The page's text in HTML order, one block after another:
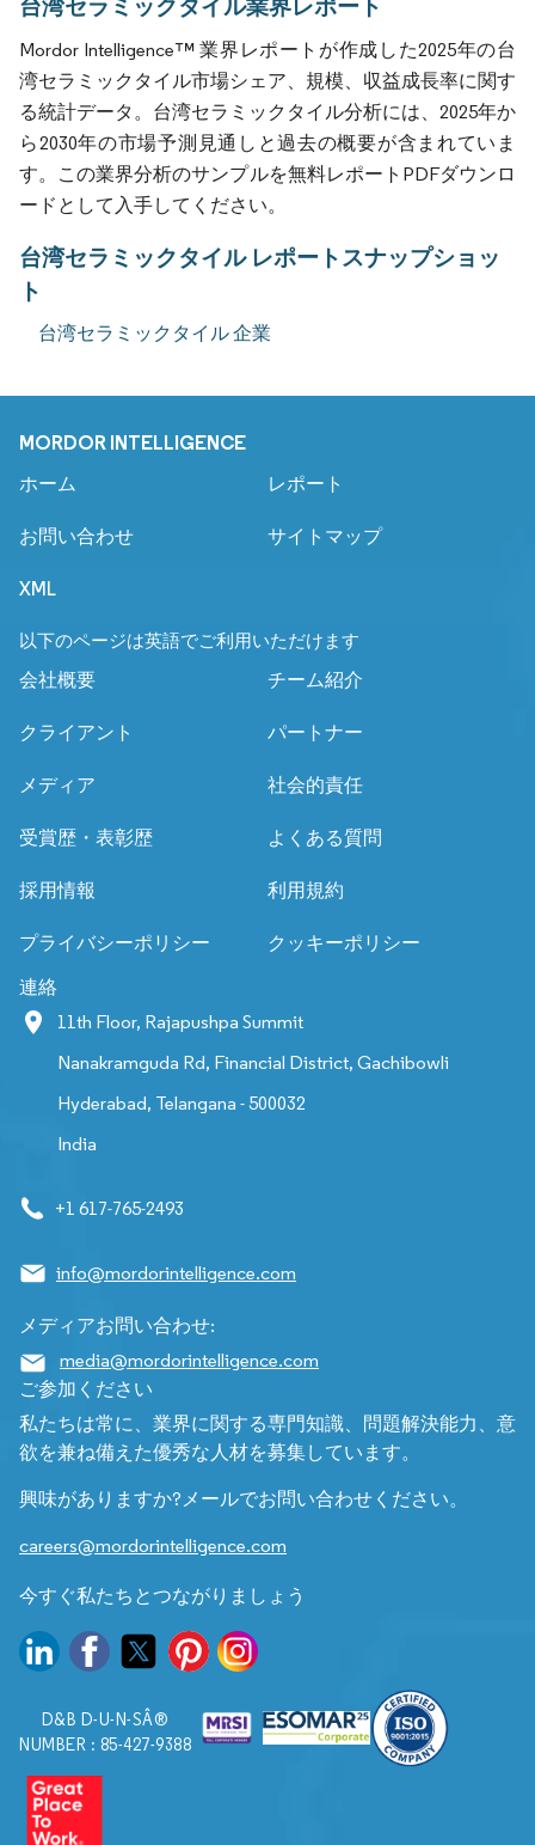
台湾セラミックタイル業界レポート
Mordor Intelligence™ 業界レポートが作成した2025年の台
湾セラミックタイル市場シェア、規模、収益成長率に関す
る統計データ。台湾セラミックタイル分析には、2025年か
ら2030年の市場予測見通しと過去の概要が含まれていま
す。この業界分析のサンプルを無料レポートPDFダウンロ
ードとして入手してください。
台湾セラミックタイル レポートスナップショッ
ト
台湾セラミックタイル 企業
MORDOR INTELLIGENCE
ホーム レポート
お問い合わせ サイトマップ
XML
以下のページは英語でご利用いただけます
会社概要
チーム紹介
クライアント パートナー
メディア 社会的責任
受賞歴・表彰歴 よくある質問
採用情報 利用規約
プライバシーポリシー クッキーポリシー
連絡
11th Floor, Rajapushpa Summit
Nanakramguda Rd, Financial District, Gachibowli
Hyderabad, Telangana - 500032
India
+1 617-765-2493
info@mordorintelligence.com
メディアお問い合わせ:
media@mordorintelligence.com
ご参加ください
私たちは常に、業界に関する専門知識、問題解決能力、意
欲を兼ね備えた優秀な人材を募集しています。
興味がありますか?メールでお問い合わせください。
careers@mordorintelligence.com
今すぐ私たちとつながりましょう
D&B D-U-N-SÂ®
NUMBER : 85-427-9388